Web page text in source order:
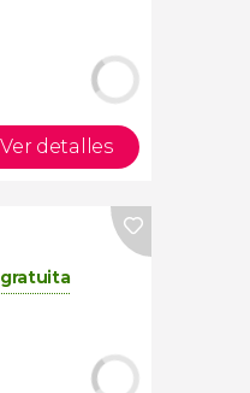
Ver detalles